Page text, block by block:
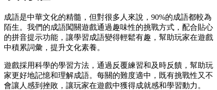
成語是中華文化的精髓，但對很多人來說，90%的成語都較為
陌生。我們的成語闖關遊戲通過趣味性的挑戰方式，配合貼心
的拼音提示功能，讓學習成語變得輕鬆有趣，幫助玩家在遊戲
中積累詞彙，提升文化素養。
遊戲採用科學的學習方法，通過反覆練習和及時反饋，幫助玩
家更好地記憶和理解成語。每關的難度適中，既有挑戰性又不
會讓人感到挫敗，讓玩家在遊戲中獲得成就感和學習動力。